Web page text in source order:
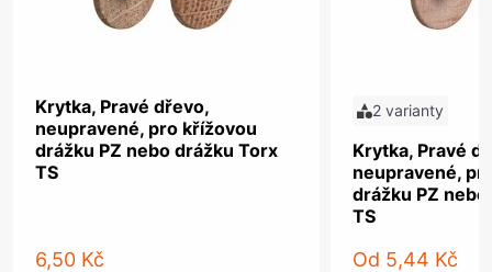
Krytka, Pravé dřevo,
neupravené, pro křížovou
drážku PZ nebo drážku Torx
TS
6,50 Kč
2 varianty
Krytka, Pravé
neupravené,
drážku PZ
TS
Od 5,44 Kč